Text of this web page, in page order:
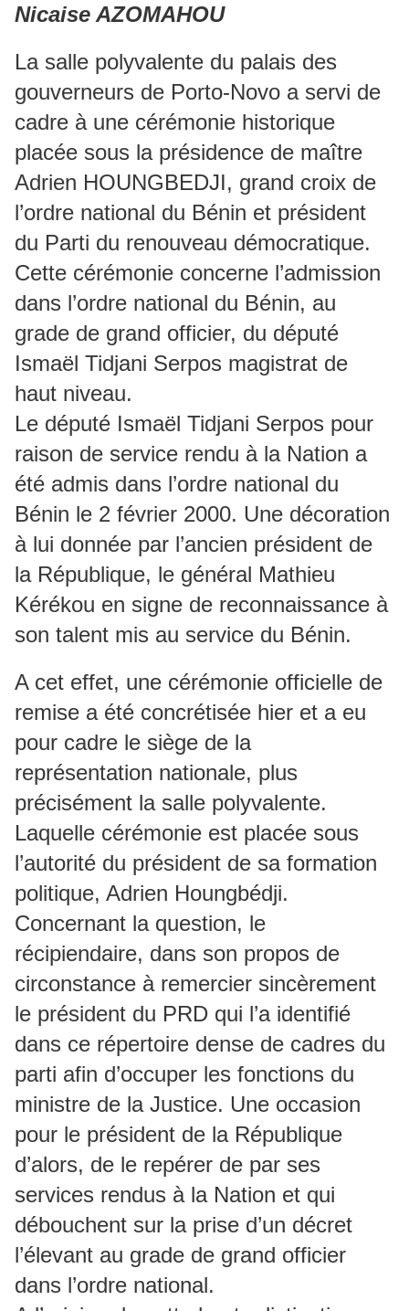
Nicaise AZOMAHOU
La salle polyvalente du palais des
gouverneurs de Porto-Novo a servi de
cadre à une cérémonie historique
placée sous la présidence de maître
Adrien HOUNGBEDJI, grand croix de
l’ordre national du Bénin et président
du Parti du renouveau démocratique.
Cette cérémonie concerne l’admission
dans l’ordre national du Bénin, au
grade de grand officier, du député
Ismaël Tidjani Serpos magistrat de
haut niveau.
Le député Ismaël Tidjani Serpos pour
raison de service rendu à la Nation a
été admis dans l’ordre national du
Bénin le 2 février 2000. Une décoration
à lui donnée par l’ancien président de
la République, le général Mathieu
Kérékou en signe de reconnaissance à
son talent mis au service du Bénin.
A cet effet, une cérémonie officielle de
remise a été concrétisée hier et a eu
pour cadre le siège de la
représentation nationale, plus
précisément la salle polyvalente.
Laquelle cérémonie est placée sous
l’autorité du président de sa formation
politique, Adrien Houngbédji.
Concernant la question, le
récipiendaire, dans son propos de
circonstance à remercier sincèrement
le président du PRD qui l’a identifié
dans ce répertoire dense de cadres du
parti afin d’occuper les fonctions du
ministre de la Justice. Une occasion
pour le président de la République
d’alors, de le repérer de par ses
services rendus à la Nation et qui
débouchent sur la prise d’un décret
l’élevant au grade de grand officier
dans l’ordre national.